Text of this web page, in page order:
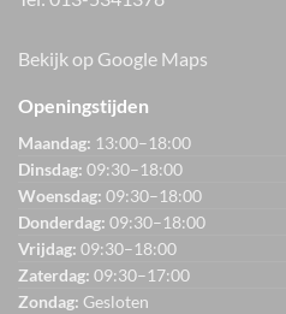
Bekijk op Google Maps
Openingstijden
Maandag: 13:00–18:00
Dinsdag: 09:30–18:00
Woensdag: 09:30–18:00
Donderdag: 09:30–18:00
Vrijdag: 09:30–18:00
Zaterdag: 09:30–17:00
Zondag: Gesloten